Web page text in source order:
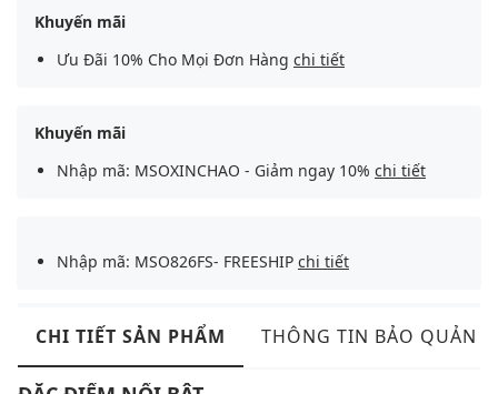
Khuyến mãi
Ưu Đãi 10% Cho Mọi Đơn Hàng chi tiết
Khuyến mãi
Nhập mã: MSOXINCHAO - Giảm ngay 10% chi tiết
Nhập mã: MSO826FS- FREESHIP chi tiết
CHI TIẾT SẢN PHẨM THÔNG TIN BẢO QUẢN